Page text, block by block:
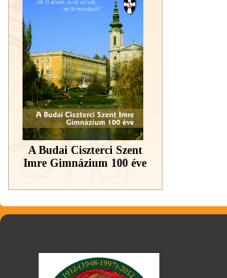
A Budai Ciszterci Szent
Imre Gimnázium 100 éve